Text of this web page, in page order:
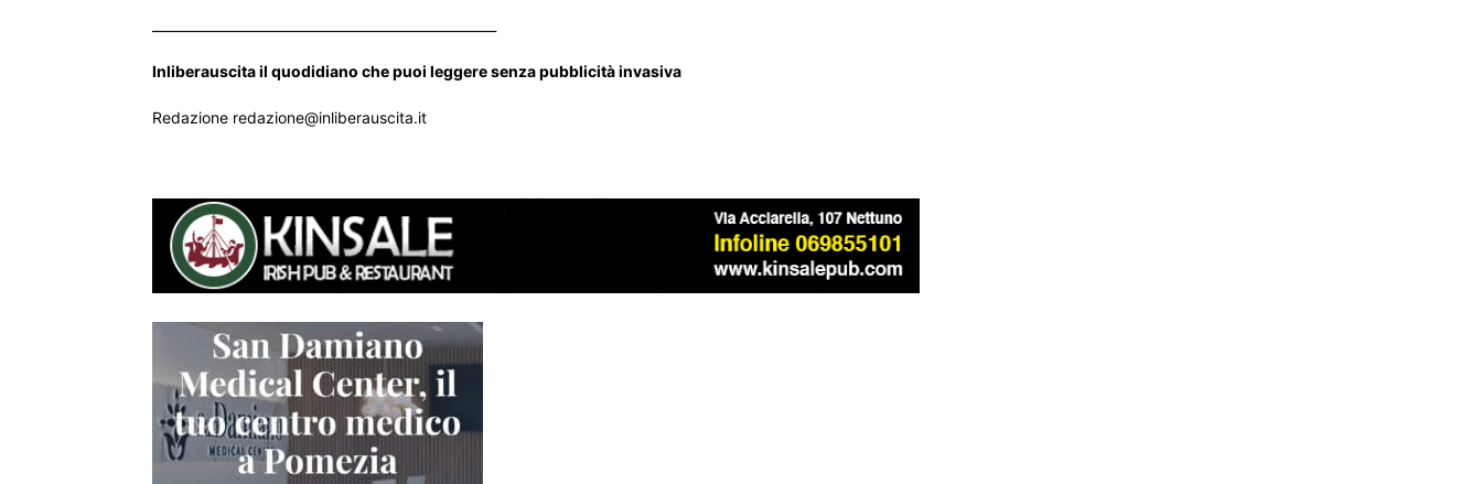
Inliberauscita il quodidiano che puoi leggere senza pubblicità invasiva
Redazione redazione@inliberauscita.it